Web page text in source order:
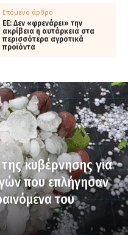
Επόμενο άρθρο
ΕΕ: Δεν «φρενάρει» την
ακρίβεια η αυτάρκεια στα
περισσότερα αγροτικά
προϊόντα
κυβέρνησης για
που επλήγησαν
του